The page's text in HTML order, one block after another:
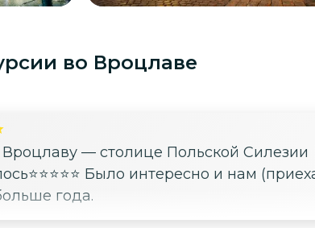
во Вроцлаве
— столице Польской Силезии
Было интересно и нам
года.